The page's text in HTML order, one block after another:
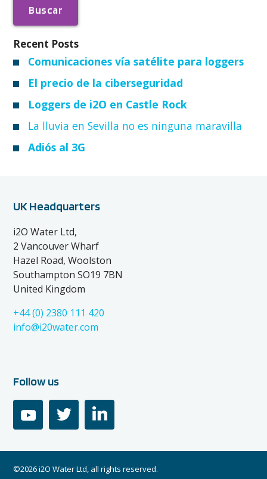
Recent Posts
Comunicaciones vía satélite para loggers
El precio de la ciberseguridad
Loggers de i2O en Castle Rock
La lluvia en Sevilla no es ninguna maravilla
Adiós al 3G
UK Headquarters
i2O Water Ltd,
2 Vancouver Wharf
Hazel Road, Woolston
Southampton SO19 7BN
United Kingdom
+44 (0) 2380 111 420
info@i20water.com
Follow us
youtube linkedin
©2026 i2O Water Ltd, all rights reserved.